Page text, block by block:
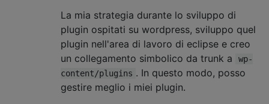
La mia strategia durante lo sviluppo di
plugin ospitati su wordpress, sviluppo quel
plugin nell'area di lavoro di eclipse e creo
un collegamento simbolico da trunk a
wp-
content/plugins . In questo modo, posso
gestire meglio i miei plugin.